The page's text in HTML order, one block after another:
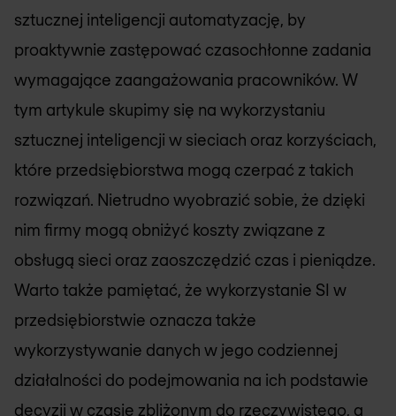
sztucznej inteligencji automatyzację, by
proaktywnie zastępować czasochłonne zadania
wymagające zaangażowania pracowników. W
tym artykule skupimy się na wykorzystaniu
sztucznej inteligencji w sieciach oraz korzyściach,
które przedsiębiorstwa mogą czerpać z takich
rozwiązań. Nietrudno wyobrazić sobie, że dzięki
nim firmy mogą obniżyć koszty związane z
obsługą sieci oraz zaoszczędzić czas i pieniądze.
Warto także pamiętać, że wykorzystanie SI w
przedsiębiorstwie oznacza także
wykorzystywanie danych w jego codziennej
działalności do podejmowania na ich podstawie
decyzji w czasie zbliżonym do rzeczywistego, a